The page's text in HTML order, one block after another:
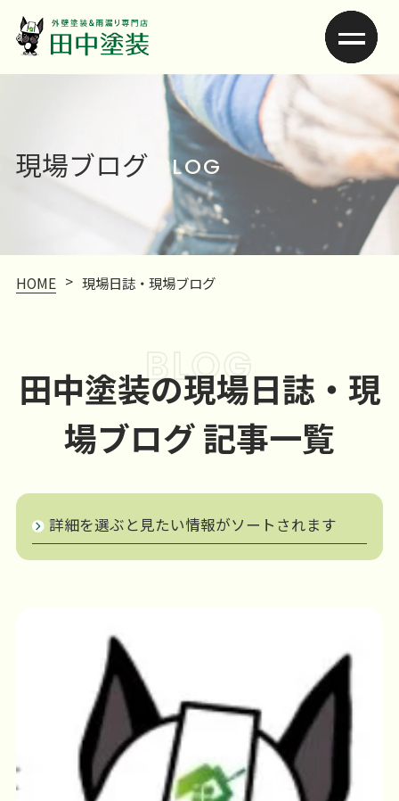
現場ブログ BLOG
HOME > 現場日誌・現場ブログ
BLOG
田中塗装の現場日誌・現
場ブログ 記事一覧
詳細を選ぶと見たい情報がソートされます